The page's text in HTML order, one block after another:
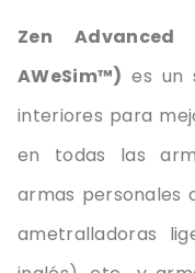
Zen Advanced
AWeSim™) es un
interiores para
en todas las
armas personales
ametralladoras